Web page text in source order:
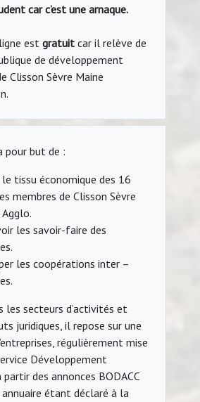
car c’est une arnaque.
est gratuit car il relève de
de développement
Clisson Sèvre Maine
pour but de :
tissu économique des 16
membres de Clisson Sèvre
les savoir-faire des
les coopérations inter –
les secteurs d’activités et
juridiques, il repose sur une
régulièrement mise
Développement
des annonces BODACC
annuaire étant déclaré à la